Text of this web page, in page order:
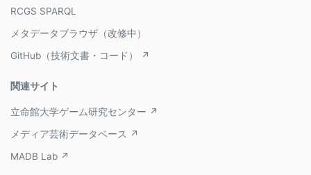
RCGS SPARQL
メタデータブラウザ（改修中）
GitHub（技術文書・コード） ↗
関連サイト
立命館大学ゲーム研究センター ↗
メディア芸術データベース ↗
MADB Lab ↗